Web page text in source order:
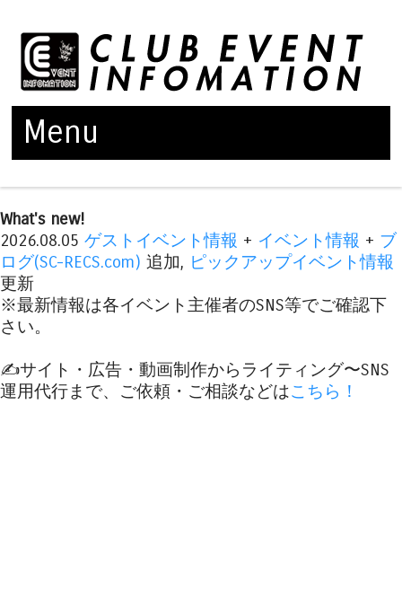
Menu
What's new!
2026.08.05 ゲストイベント情報 + イベント情報 + ブ
ログ(SC-RECS.com) 追加, ピックアップイベント情報
更新
※最新情報は各イベント主催者のSNS等でご確認下
さい。
✍️サイト・広告・動画制作からライティング〜SNS
運用代行まで、ご依頼・ご相談などはこちら！